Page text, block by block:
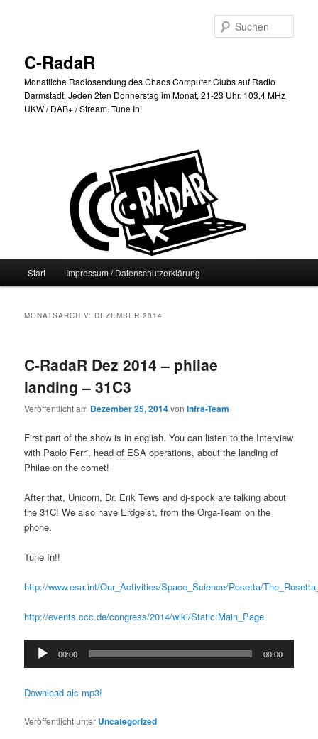
C-RadaR
Monatliche Radiosendung des Chaos Computer Clubs auf Radio
Darmstadt. Jeden 2ten Donnerstag im Monat, 21-23 Uhr. 103,4 MHz
UKW / DAB+ / Stream. Tune In!
Start Impressum / Datenschutzerklärung
MONATSARCHIV: DEZEMBER 2014
C-RadaR Dez 2014 – philae
landing – 31C3
Veröffentlicht am Dezember 25, 2014vonInfra-Team
First part of the show is in english. You can listen to the Interview
with Paolo Ferri, head of ESA operations, about the landing of
Philae on the comet!
After that, Unicorn, Dr. Erik Tews and dj-spock are talking about
the 31C! We also have Erdgeist, from the Orga-Team on the
phone.
Tune In!!
http://www.esa.int/Our_Activities/Space_Science/Rosetta/
http://events.ccc.de/congress/2014/wiki/Static:Main_Page
Audio-
Player
00:00 00:00
Download als mp3!
Veröffentlicht unter Uncategorized